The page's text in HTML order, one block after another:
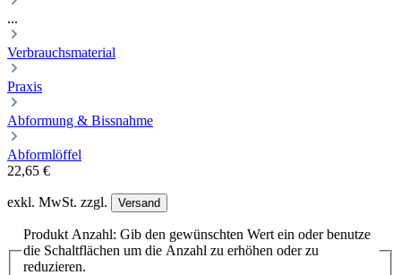
...
Verbrauchsmaterial
Praxis
Abformung & Bissnahme
Abformlöffel
22,65 €
exkl. MwSt. zzgl. Versand
Produkt Anzahl: Gib den gewünschten Wert ein oder benutze
die Schaltflächen um die Anzahl zu erhöhen oder zu
reduzieren.